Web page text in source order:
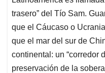
trasero” del Tío Sam.
que el Cáucaso o
que el mar del sur de
continental: un “corredor
preservación de la